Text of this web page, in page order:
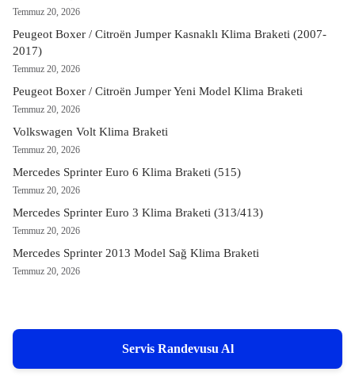
Temmuz 20, 2026
Peugeot Boxer / Citroën Jumper Kasnaklı Klima Braketi (2007-
2017)
Temmuz 20, 2026
Peugeot Boxer / Citroën Jumper Yeni Model Klima Braketi
Temmuz 20, 2026
Volkswagen Volt Klima Braketi
Temmuz 20, 2026
Mercedes Sprinter Euro 6 Klima Braketi (515)
Temmuz 20, 2026
Mercedes Sprinter Euro 3 Klima Braketi (313/413)
Temmuz 20, 2026
Mercedes Sprinter 2013 Model Sağ Klima Braketi
Temmuz 20, 2026
Servis Randevusu Al